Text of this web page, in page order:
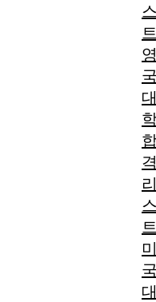
스
트
영
국
대
격
리
스
트
미
국
대